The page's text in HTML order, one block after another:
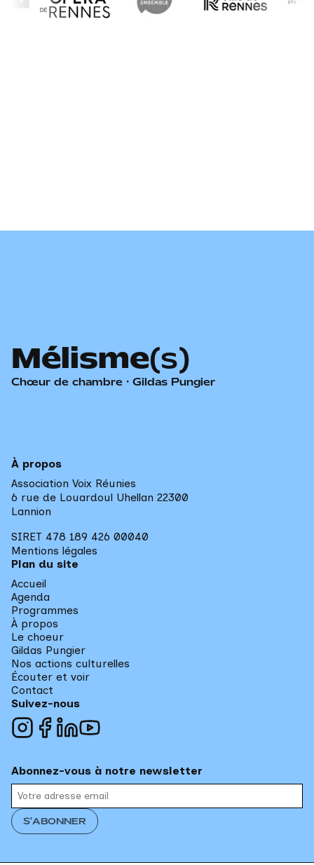
Mélisme(s)
Chœur de chambre · Gildas Pungier
À propos
Association Voix Réunies
6 rue de Louardoul Uhellan 22300
Lannion
SIRET 478 189 426 00040
Mentions légales
Plan du site
Accueil
Agenda
Programmes
À propos
Le choeur
Gildas Pungier
Nos actions culturelles
Écouter et voir
Contact
Suivez-nous
Abonnez-vous à notre newsletter
S'ABONNER